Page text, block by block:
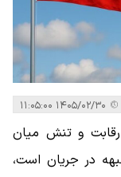
و تنش میان
در جریان است،